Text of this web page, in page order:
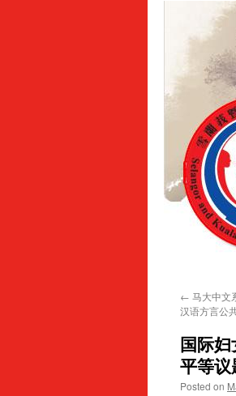
← 马大中文
汉语方言公
国际
平等议
Posted on